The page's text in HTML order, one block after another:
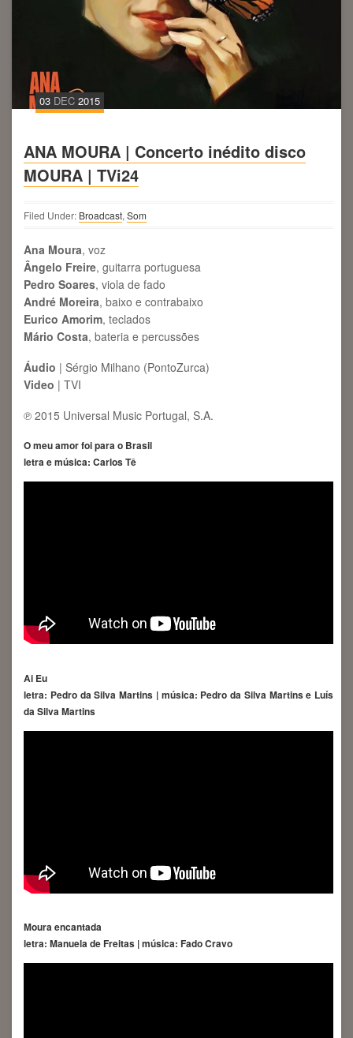
03 DEC 2015
ANA MOURA | Concerto inédito disco
MOURA | TVi24
Filed Under: Broadcast, Som
Ana Moura, voz
Ângelo Freire, guitarra portuguesa
Pedro Soares, viola de fado
André Moreira, baixo e contrabaixo
Eurico Amorim, teclados
Mário Costa, bateria e percussões
Áudio | Sérgio Milhano (PontoZurca)
Video | TVI
℗ 2015 Universal Music Portugal, S.A.
O meu amor foi para o Brasil
letra e música: Carlos Tê
Ai Eu
letra: Pedro da Silva Martins | música: Pedro da Silva Martins e Luís
da Silva Martins
Moura encantada
letra: Manuela de Freitas | música: Fado Cravo